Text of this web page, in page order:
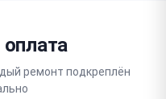
оплата
ремонт подкреплён